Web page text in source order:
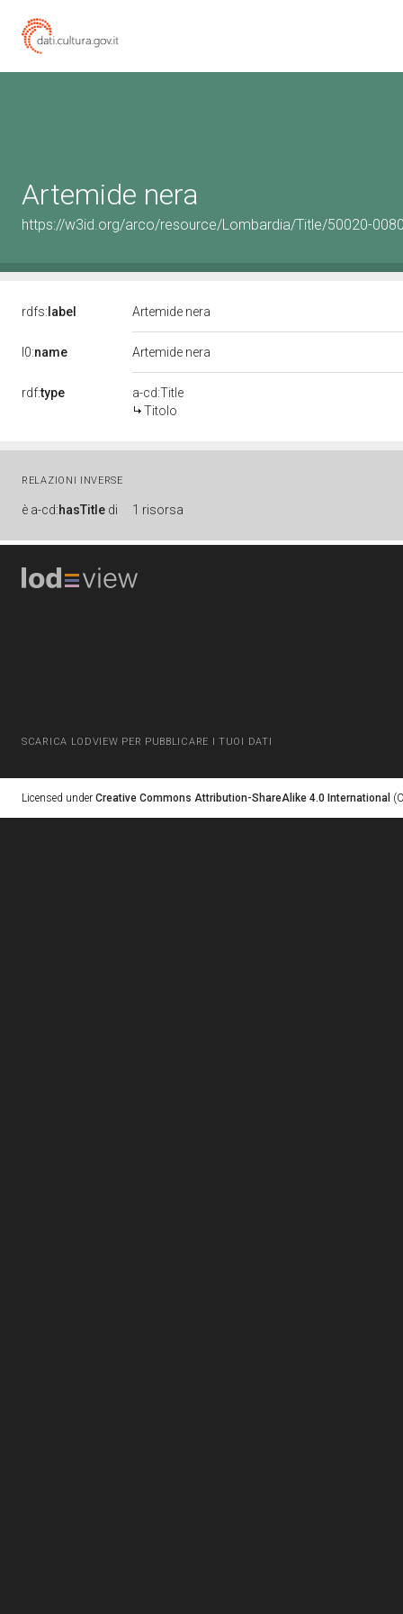
Artemide nera
https://w3id.org/arco/resource/Lombardia/Title/50020-
rdfs: label Artemide nera
l0:name Artemide nera
rdf:type
a-cd:Title
Titolo
RELAZIONI INVERSE
è a-cd:hasTitle di 1 risorsa
SCARICA LODVIEW PER PUBBLICARE I TUOI DATI
Licensed under Creative Commons Attribution-ShareAlike 4.0 International